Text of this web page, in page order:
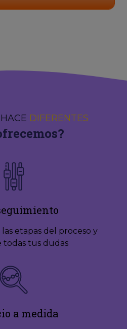
DIFERENTES
etapas del proceso y
todas tus dudas
a medida